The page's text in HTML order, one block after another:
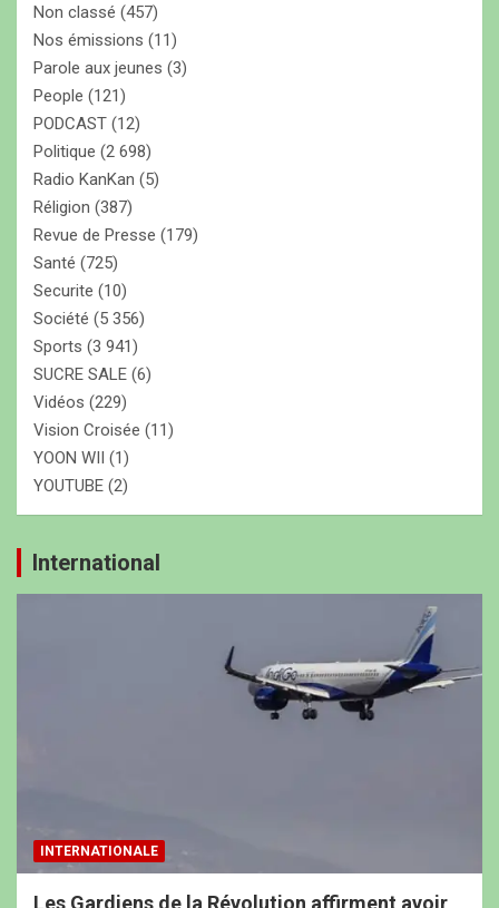
Non classé (457)
Nos émissions (11)
Parole aux jeunes (3)
People (121)
PODCAST (12)
Politique (2 698)
Radio KanKan (5)
Réligion (387)
Revue de Presse (179)
Santé (725)
Securite (10)
Société (5 356)
Sports (3 941)
SUCRE SALE (6)
Vidéos (229)
Vision Croisée (11)
YOON WII
(1)
YOUTUBE (2)
International
INTERNATIONALE
Les Gardiens de la Révolution affirment avoir